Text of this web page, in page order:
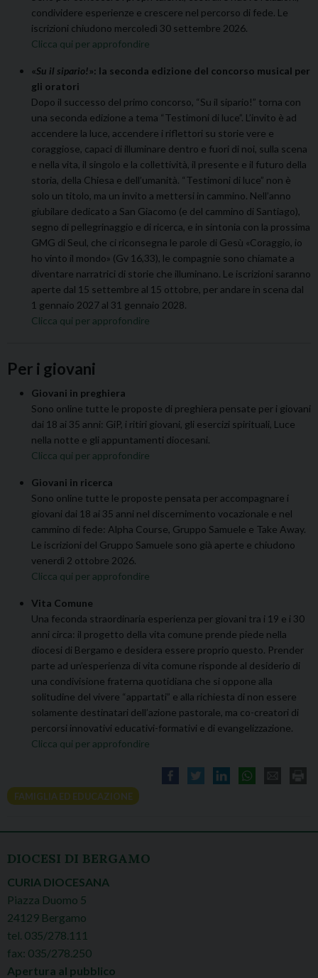
condividere esperienze e crescere nel percorso di fede. Le
iscrizioni chiudono mercoledì 30 settembre 2026.
Clicca qui per approfondire
«Su il sipario!»: la seconda edizione del concorso musical per
gli oratori
Dopo il successo del primo concorso, “Su il sipario!” torna con
una seconda edizione a tema “Testimoni di luce”. L’invito è ad
accendere la luce, accendere i riflettori su storie vere e
coraggiose, capaci di illuminare dentro e fuori di noi, sulla scena
e nella vita, il singolo e la collettività, il presente e il futuro della
storia, della Chiesa e dell’umanità. “Testimoni di luce” non è
solo un titolo, ma un invito a mettersi in cammino. Nell’anno
giubilare dedicato a San Giacomo (e del cammino di Santiago),
segno di pellegrinaggio e di ricerca, e in sintonia con la prossima
GMG di Seul, che ci riconsegna le parole di Gesù «Coraggio, io
ho vinto il mondo» (Gv 16,33), le compagnie sono chiamate a
diventare narratrici di storie che illuminano. Le iscrizioni saranno
aperte dal 15 settembre al 15 ottobre, per andare in scena dal
1 gennaio 2027 al 31 gennaio 2028.
Clicca qui per approfondire
Per i giovani
Giovani in preghiera
Sono online tutte le proposte di preghiera pensate per i giovani
dai 18 ai 35 anni: GiP, i ritiri giovani, gli esercizi spirituali, Luce
nella notte e gli appuntamenti diocesani.
Clicca qui per approfondire
Giovani in ricerca
Sono online tutte le proposte pensata per accompagnare i
giovani dai 18 ai 35 anni nel discernimento vocazionale e nel
cammino di fede: Alpha Course, Gruppo Samuele e Take Away.
Le iscrizioni del Gruppo Samuele sono già aperte e chiudono
venerdì 2 ottobre 2026.
Clicca qui per approfondire
Vita Comune
Una feconda straordinaria esperienza per giovani tra i 19 e i 30
anni circa: il progetto della vita comune prende piede nella
diocesi di Bergamo e desidera essere proprio questo. Prender
parte ad un’esperienza di vita comune risponde al desiderio di
una condivisione fraterna quotidiana che si oppone alla
solitudine del vivere “appartati” e alla richiesta di non essere
solamente destinatari dell’azione pastorale, ma co-creatori di
percorsi innovativi educativi-formativi e di evangelizzazione.
Clicca qui per approfondire
FAMIGLIA ED EDUCAZIONE
DIOCESI DI BERGAMO
CURIA DIOCESANA
Piazza Duomo 5
24129 Bergamo
tel. 035/278.111
fax: 035/278.250
Apertura al pubblico